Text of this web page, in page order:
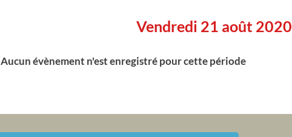
Vendredi 21 août 2020
Aucun évènement n'est enregistré pour cette période